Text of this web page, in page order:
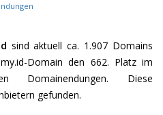
sind aktuell ca. 1.907 Domains
Domain den 662. Platz im
Domainendungen. Diese
gefunden.